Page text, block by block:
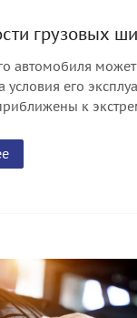
грузовых
автомобиля может
условия его
к